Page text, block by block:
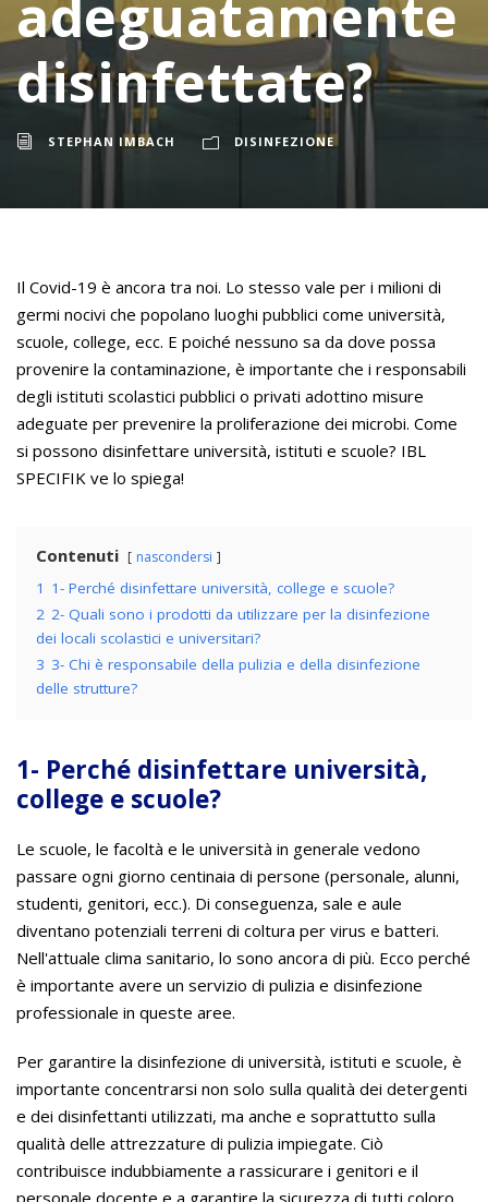
adeguatamente
disinfettate?
STEPHAN IMBACH DISINFEZIONE
Il Covid-19 è ancora tra noi. Lo stesso vale per i milioni di
germi nocivi che popolano luoghi pubblici come università,
scuole, college, ecc. E poiché nessuno sa da dove possa
provenire la contaminazione, è importante che i responsabili
degli istituti scolastici pubblici o privati adottino misure
adeguate per prevenire la proliferazione dei microbi. Come
si possono disinfettare università, istituti e scuole? IBL
SPECIFIK ve lo spiega!
Contenuti nascondersi
1 1- Perché disinfettare università, college e scuole?
2 2- Quali sono i prodotti da utilizzare per la disinfezione
dei locali scolastici e universitari?
3 3- Chi è responsabile della pulizia e della disinfezione
delle strutture?
1- Perché disinfettare università,
college e scuole?
Le scuole, le facoltà e le università in generale vedono
passare ogni giorno centinaia di persone (personale, alunni,
studenti, genitori, ecc.). Di conseguenza, sale e aule
diventano potenziali terreni di coltura per virus e batteri.
Nell'attuale clima sanitario, lo sono ancora di più. Ecco perché
è importante avere un servizio di pulizia e disinfezione
professionale in queste aree.
Per garantire la disinfezione di università, istituti e scuole, è
importante concentrarsi non solo sulla qualità dei detergenti
e dei disinfettanti utilizzati, ma anche e soprattutto sulla
qualità delle attrezzature di pulizia impiegate. Ciò
contribuisce indubbiamente a rassicurare i genitori e il